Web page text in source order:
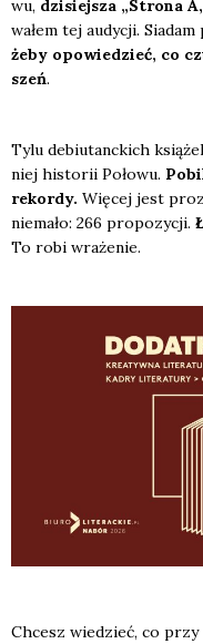
wu, dzi­siej­sza „Stro­na
wa­łem tej audy­cji.
żeby opo­wie­dzieć, co
szeń.
Tylu debiu­tanc­kich
niej histo­rii Poło­wu.
rekor­dy. Wię­cej jest
nie­ma­ło: 266 pro­po­zy­cji.
To robi wra­że­nie.
Chcesz wie­dzieć, co